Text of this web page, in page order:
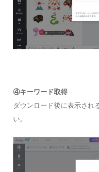
④キーワード取得
ダウンロード後に表示され
い。